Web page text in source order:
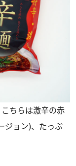
ちらは激辛の赤
ジョン)、たっぷ